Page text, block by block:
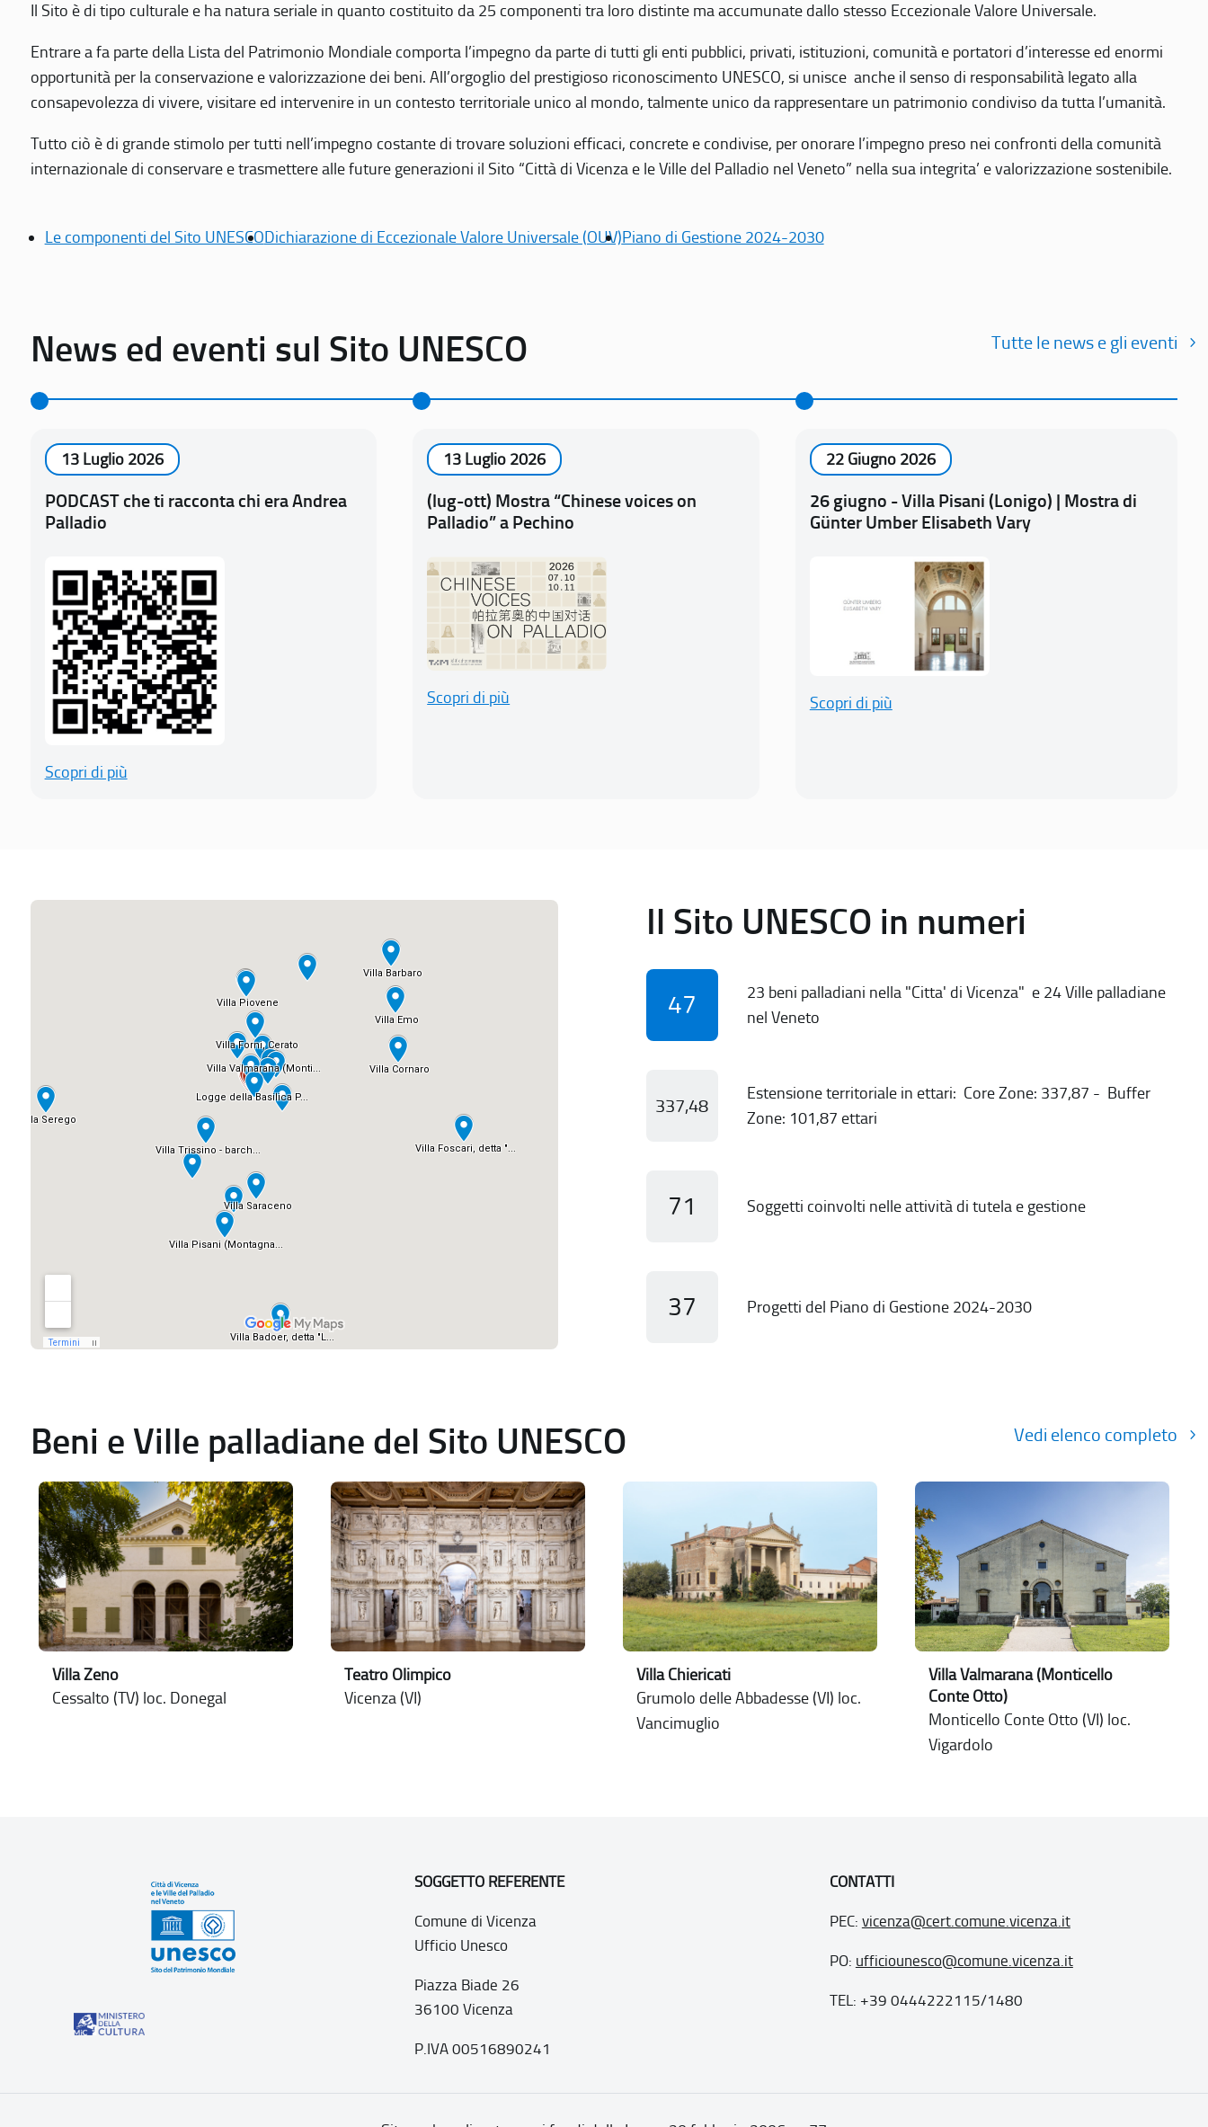
Il Sito è di tipo culturale e ha natura seriale in quanto costituito da 25 componenti tra loro distinte ma accumunate dallo stesso Eccezionale Valore Universale.
Entrare a fa parte della Lista del Patrimonio Mondiale comporta l’impegno da parte di tutti gli enti pubblici, privati, istituzioni, comunità e portatori d’interesse ed enormi
opportunità per la conservazione e valorizzazione dei beni. All’orgoglio del prestigioso riconoscimento UNESCO, si unisce anche il senso di responsabilità legato alla
consapevolezza di vivere, visitare ed intervenire in un contesto territoriale unico al mondo, talmente unico da rappresentare un patrimonio condiviso da tutta l’umanità.
Tutto ciò è di grande stimolo per tutti nell’impegno costante di trovare soluzioni efficaci, concrete e condivise, per onorare l’impegno preso nei confronti della comunità
internazionale di conservare e trasmettere alle future generazioni il Sito “Città di Vicenza e le Ville del Palladio nel Veneto” nella sua integrita’ e valorizzazione sostenibile.
Le componenti del Sito UNESCODichiarazione di Eccezionale Valore Universale (OUV)Piano di Gestione 2024-2030
News ed eventi sul Sito UNESCO Tutte le news e gli eventi
13 Luglio 2026
PODCAST che ti racconta chi era Andrea
Palladio
Scopri di più
13 Luglio 2026
(lug-ott) Mostra “Chinese voices on
Palladio” a Pechino
Scopri di più
22 Giugno 2026
26 giugno - Villa Pisani (Lonigo) | Mostra di
Günter Umber Elisabeth Vary
Scopri di più
Il Sito UNESCO in numeri
47
23 beni palladiani nella "Citta' di Vicenza" e 24 Ville palladiane
nel Veneto
337,48
Estensione territoriale in ettari: Core Zone: 337,87 - Buffer
Zone: 101,87 ettari
71 Soggetti coinvolti nelle attività di tutela e gestione
37 Progetti del Piano di Gestione 2024-2030
Beni e Ville palladiane del Sito UNESCO Vedi elenco completo
Villa Zeno
Cessalto (TV) loc. Donegal
Teatro Olimpico
Vicenza (VI)
Villa Chiericati
Grumolo delle Abbadesse (VI) loc.
Vancimuglio
Villa Valmarana (Monticello
Conte Otto)
Monticello Conte Otto (VI) loc.
Vigardolo
SOGGETTO REFERENTE
Comune di Vicenza
Ufficio Unesco
Piazza Biade 26
36100 Vicenza
P.IVA 00516890241
CONTATTI
PEC: vicenza@cert.comune.vicenza.it
PO: ufficiounesco@comune.vicenza.it
TEL: +39 0444222115/1480